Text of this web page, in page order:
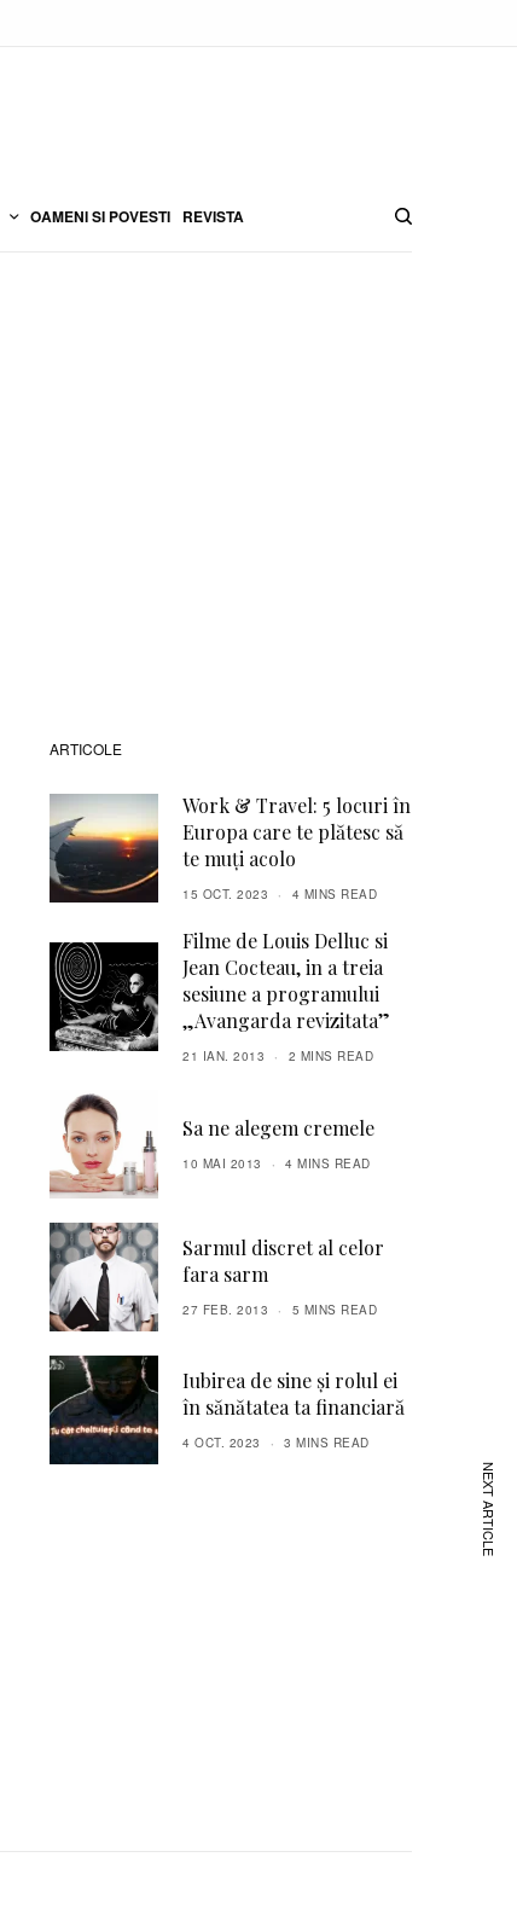
OAMENI SI POVESTI REVISTA
ARTICOLE
Work & Travel: 5 locuri în
Europa care te plătesc să
te muți acolo
15 OCT. 2023 4 MINS READ
Filme de Louis Delluc si
Jean Cocteau, in a treia
sesiune a programului
„Avangarda revizitata”
21 IAN. 2013 2 MINS READ
Sa ne alegem cremele
10 MAI 2013 4 MINS READ
Sarmul discret al celor
fara sarm
27 FEB. 2013 5 MINS READ
Iubirea de sine și rolul ei
în sănătatea ta financiară
4 OCT. 2023 3 MINS READ
NEXT ARTICLE